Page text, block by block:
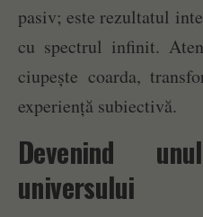
pasiv; este rezultatul
cu spectrul infinit.
ciupește coarda,
experiență subiectivă.
Devenind
universului